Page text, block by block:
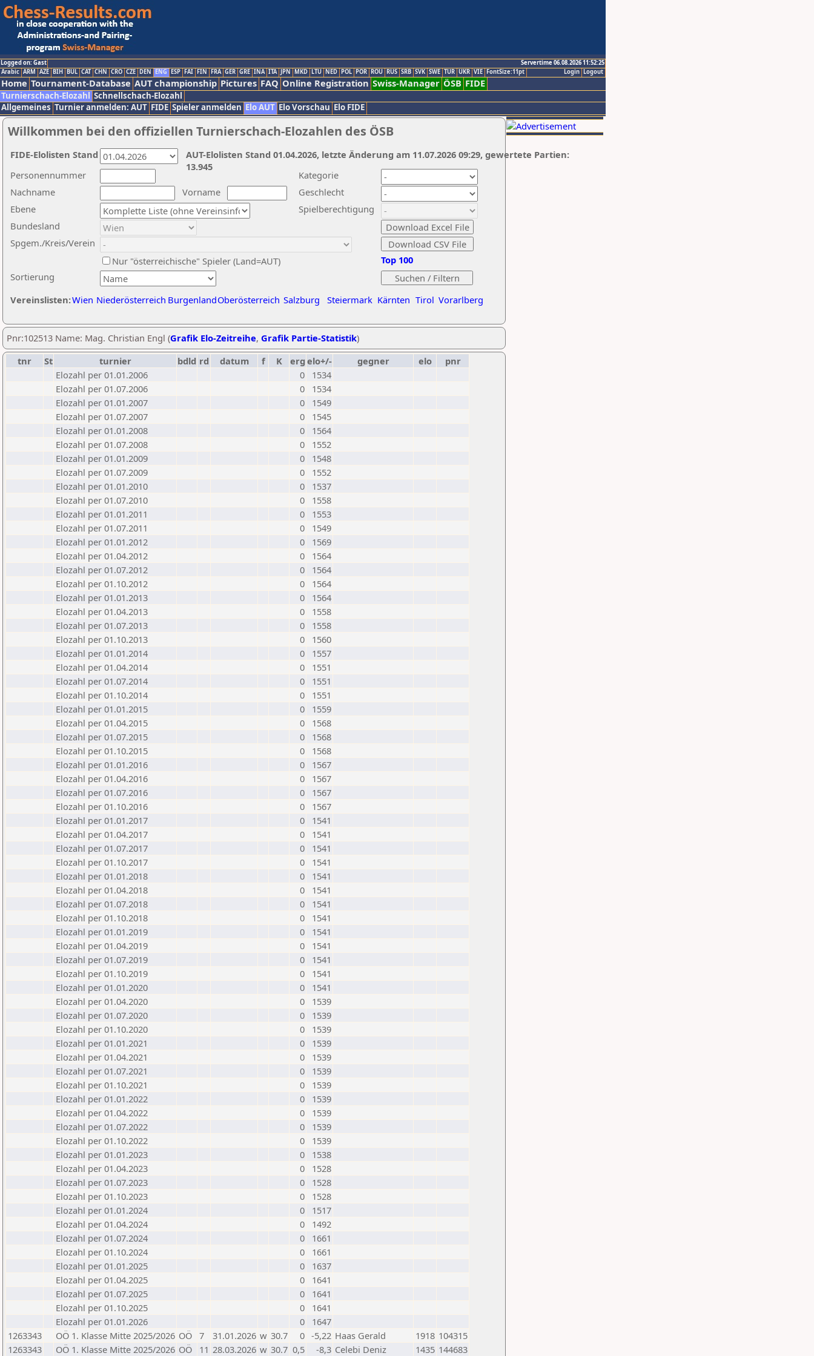
Logged on: Gast
Servertime 06.08.2026 11:52:25
Logout
Login
Arabic ARM AZE BIH BUL CAT CHN CRO CZE DEN ENG ESP FAI FIN FRA GER GRE INA ITA JPN MKD LTU NED POL POR ROU RUS SRB SVK SWE TUR UKR VIE FontSize:11pt
Home Tournament-Database AUT championship Pictures FAQ Online Registration Swiss-Manager ÖSB FIDE
Turnierschach-Elozahl Schnellschach-Elozahl
Allgemeines Turnier anmelden: AUT FIDE Spieler anmelden Elo AUT Elo Vorschau Elo FIDE
Willkommen bei den offiziellen Turnierschach-Elozahlen des ÖSB
Nachname
Vorname
Ebene
Kategorie
Sortierung
Personennummer
Bundesland
Spgem./Kreis/Verein
Geschlecht
Nur "österreichische" Spieler (Land=AUT)
Spielberechtigung
Vereinslisten:Wien Niederösterreich BurgenlandOberösterreich Salzburg Steiermark Kärnten Tirol Vorarlberg
Top 100
AUT-Elolisten Stand 01.04.2026, letzte Änderung am 11.07.2026 09:29, gewertete Partien:
13.945
FIDE-Elolisten Stand
Pnr:102513 Name: Mag. Christian Engl (Grafik Elo-Zeitreihe, Grafik Partie-Statistik)
tnr
St turnier bdld rd datum f K erg elo+/- gegner elo
pnr
Elozahl per 01.01.2006
0
1534
Elozahl per 01.07.2006
0
1534
Elozahl per 01.01.2007
0
1549
Elozahl per 01.07.2007
0
1545
Elozahl per 01.01.2008
0
1564
Elozahl per 01.07.2008
0
1552
Elozahl per 01.01.2009
0
1548
Elozahl per 01.07.2009
0
1552
Elozahl per 01.01.2010
0
1537
Elozahl per 01.07.2010
0
1558
Elozahl per 01.01.2011
0
1553
Elozahl per 01.07.2011
0
1549
Elozahl per 01.01.2012
0
1569
Elozahl per 01.04.2012
0
1564
Elozahl per 01.07.2012
0
1564
Elozahl per 01.10.2012
0
1564
Elozahl per 01.01.2013
0
1564
Elozahl per 01.04.2013
0
1558
Elozahl per 01.07.2013
0
1558
Elozahl per 01.10.2013
0
1560
Elozahl per 01.01.2014
0
1557
Elozahl per 01.04.2014
0
1551
Elozahl per 01.07.2014
0
1551
Elozahl per 01.10.2014
0
1551
Elozahl per 01.01.2015
0
1559
Elozahl per 01.04.2015
0
1568
Elozahl per 01.07.2015
0
1568
Elozahl per 01.10.2015
0
1568
Elozahl per 01.01.2016
0
1567
Elozahl per 01.04.2016
0
1567
Elozahl per 01.07.2016
0
1567
Elozahl per 01.10.2016
0
1567
Elozahl per 01.01.2017
0
1541
Elozahl per 01.04.2017
0
1541
Elozahl per 01.07.2017
0
1541
Elozahl per 01.10.2017
0
1541
Elozahl per 01.01.2018
0
1541
Elozahl per 01.04.2018
0
1541
Elozahl per 01.07.2018
0
1541
Elozahl per 01.10.2018
0
1541
Elozahl per 01.01.2019
0
1541
Elozahl per 01.04.2019
0
1541
Elozahl per 01.07.2019
0
1541
Elozahl per 01.10.2019
0
1541
Elozahl per 01.01.2020
0
1541
Elozahl per 01.04.2020
0
1539
Elozahl per 01.07.2020
0
1539
Elozahl per 01.10.2020
0
1539
Elozahl per 01.01.2021
0
1539
Elozahl per 01.04.2021
0
1539
Elozahl per 01.07.2021
0
1539
Elozahl per 01.10.2021
0
1539
Elozahl per 01.01.2022
0
1539
Elozahl per 01.04.2022
0
1539
Elozahl per 01.07.2022
0
1539
Elozahl per 01.10.2022
0
1539
Elozahl per 01.01.2023
0
1538
Elozahl per 01.04.2023
0
1528
Elozahl per 01.07.2023
0
1528
Elozahl per 01.10.2023
0
1528
Elozahl per 01.01.2024
0
1517
Elozahl per 01.04.2024
0
1492
Elozahl per 01.07.2024
0
1661
Elozahl per 01.10.2024
0
1661
Elozahl per 01.01.2025
0
1637
Elozahl per 01.04.2025
0
1641
Elozahl per 01.07.2025
0
1641
Elozahl per 01.10.2025
0
1641
Elozahl per 01.01.2026
0
1647
1263343
OÖ 1. Klasse Mitte 2025/2026 OÖ 7 31.01.2026 w 30.7 0 -5,22 Haas Gerald 1918 104315
1263343
OÖ 1. Klasse Mitte 2025/2026 OÖ 11 28.03.2026 w 30.7 0,5 -8,3 Celebi Deniz 1435 144683